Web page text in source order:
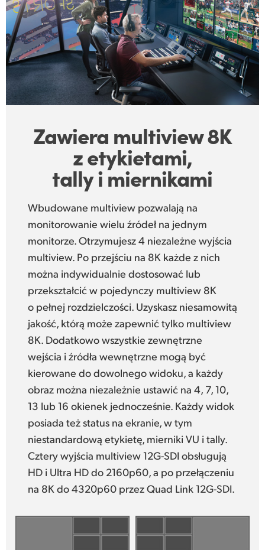
Zawiera multiview 8K
z etykietami,
tally i miernikami
Wbudowane multiview pozwalają na
monitorowanie wielu źródeł na jednym
monitorze. Otrzymujesz 4 niezależne wyjścia
multiview. Po przejściu na 8K każde z nich
można indywidualnie dostosować lub
przekształcić w pojedynczy multiview 8K
o pełnej rozdzielczości. Uzyskasz niesamowitą
jakość, którą może zapewnić tylko multiview
8K. Dodatkowo wszystkie zewnętrzne
wejścia i źródła wewnętrzne mogą być
kierowane do dowolnego widoku, a każdy
obraz można niezależnie ustawić na 4, 7, 10,
13 lub 16 okienek jednocześnie. Każdy widok
posiada też status na ekranie, w tym
niestandardową etykietę, mierniki VU i tally.
Cztery wyjścia multiview 12G-SDI obsługują
HD i Ultra HD do 2160p60, a po przełączeniu
na 8K do 4320p60 przez Quad Link 12G-SDI.